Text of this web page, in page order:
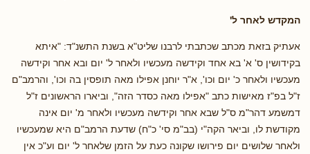
המקדש לאחר ל'
אעתיק בזאת מכתב שכתבתי לרבנו שליט"א בשנת התשנ"ד: "איתא
בקידושין ס' א' בא אחד וקידשה מעכשיו ולאחר ל' יום ובא אחר וקידשה
מעכשיו ולאחר כ' יום וכו', א"ר יוחנן אפילו מאה תופסין בה וכו', והרמב"ם
ז"ל בפ"ז מאישות כתב "אפילו מאה כסדר הזה", וביארו הראשונים ז"ל
דמשמע דהר"מ ס"ל שבא אחר וקידשה מעכשיו ולאחר מ' יום אינה
מקודשת לו, וביאר הקה"י (בב"מ סי' כ"ח) שדעת הרמב"ם היא שמעכשיו
ולאחר שלושים יום פירושו שקונה כעת על הזמן שלאחר ל' יום וע"כ אין